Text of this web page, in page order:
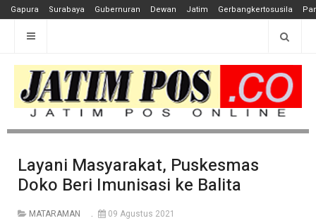
Gapura Surabaya Gubernuran Dewan Jatim Gerbangkertosusila
Layani Masyarakat, Puskesmas
Doko Beri Imunisasi ke Balita
MATARAMAN 09 Agustus 2021